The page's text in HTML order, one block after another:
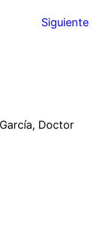
Siguiente
Doctor